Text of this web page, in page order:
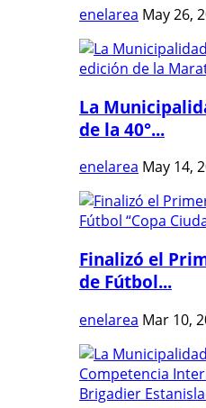
enelarea May 26,
La
de la 40°...
enelarea May 14,
Finalizó el
de Fútbol...
enelarea Mar 10,